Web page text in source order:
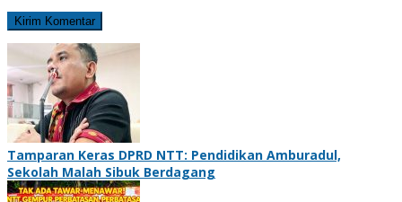
Tamparan Keras DPRD NTT: Pendidikan Amburadul,
Sekolah Malah Sibuk Berdagang